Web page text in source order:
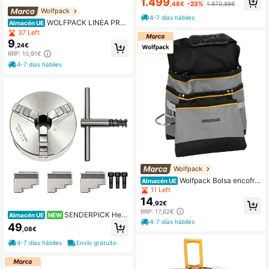
Wolfpack
Almacén UE WOLFPACK LINEA PRO
FESIONAL Fresa Rotativa Para Met
ales HSS Ø 6 x 80 mm. Para Taladro
/ Fresadora
37 Left
9 ,24€
RRP: 10,91€
4-7 días hábiles
Almacén UE NEW SENDERPICK Herr
amienta de torneado
49 ,08€
4-7 días hábiles
Envío gratuito
,48€ -23% 1.970,88€
4-7 días hábiles
Wolfpack
Almacén UE Wolfpack Bolsa encofra
dor nylon sencilla con asa
11 Left
14 ,92€
RRP: 17,62€
4-7 días hábiles